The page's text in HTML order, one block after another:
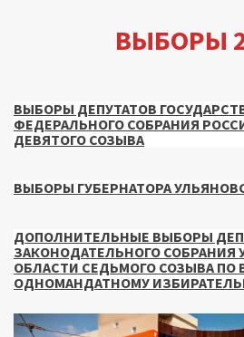
ВЫБОРЫ
ВЫБОРЫ ДЕПУТАТОВ
ФЕДЕРАЛЬНОГО СОБРАНИЯ
ДЕВЯТОГО СОЗЫВА
ВЫБОРЫ ГУБЕРНАТОРА
ДОПОЛНИТЕЛЬНЫЕ ВЫБОРЫ
ЗАКОНОДАТЕЛЬНОГО СОБРАНИЯ
ОБЛАСТИ СЕДЬМОГО СОЗЫВА
ОДНОМАНДАТНОМУ